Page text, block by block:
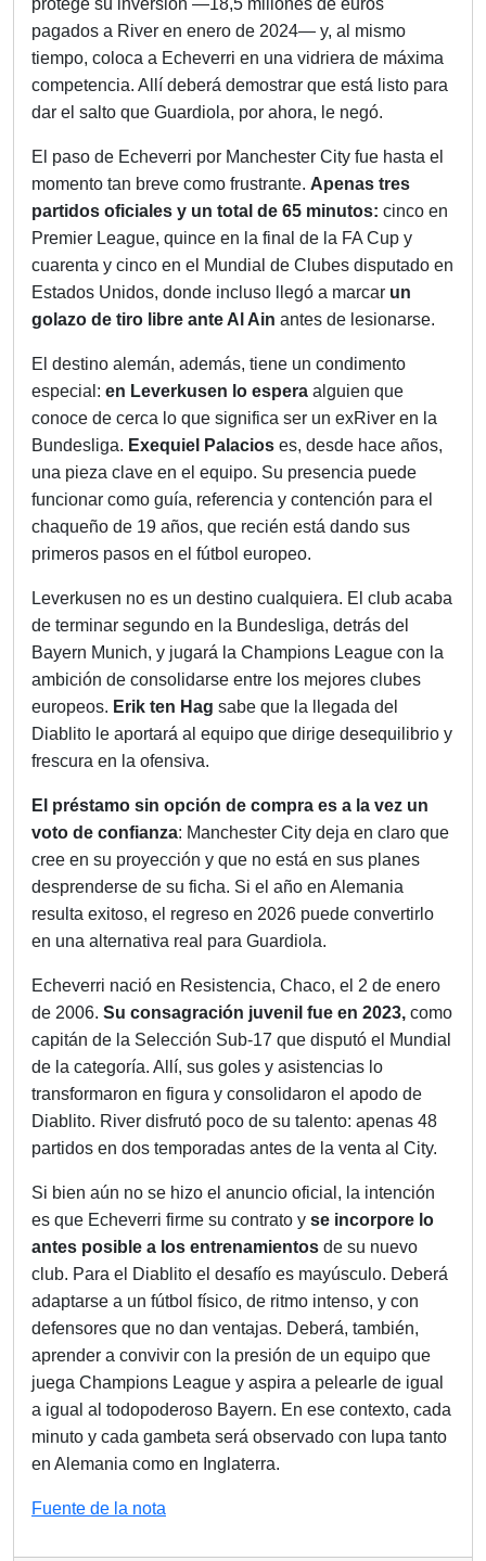
protege su inversión —18,5 millones de euros
pagados a River en enero de 2024— y, al mismo
tiempo, coloca a Echeverri en una vidriera de máxima
competencia. Allí deberá demostrar que está listo para
dar el salto que Guardiola, por ahora, le negó.
El paso de Echeverri por Manchester City fue hasta el
momento tan breve como frustrante. Apenas tres
partidos oficiales y un total de 65 minutos: cinco en
Premier League, quince en la final de la FA Cup y
cuarenta y cinco en el Mundial de Clubes disputado en
Estados Unidos, donde incluso llegó a marcar un
golazo de tiro libre ante Al Ain antes de lesionarse.
El destino alemán, además, tiene un condimento
especial: en Leverkusen lo espera alguien que
conoce de cerca lo que significa ser un exRiver en la
Bundesliga. Exequiel Palacios es, desde hace años,
una pieza clave en el equipo. Su presencia puede
funcionar como guía, referencia y contención para el
chaqueño de 19 años, que recién está dando sus
primeros pasos en el fútbol europeo.
Leverkusen no es un destino cualquiera. El club acaba
de terminar segundo en la Bundesliga, detrás del
Bayern Munich, y jugará la Champions League con la
ambición de consolidarse entre los mejores clubes
europeos. Erik ten Hag sabe que la llegada del
Diablito le aportará al equipo que dirige desequilibrio y
frescura en la ofensiva.
El préstamo sin opción de compra es a la vez un
voto de confianza: Manchester City deja en claro que
cree en su proyección y que no está en sus planes
desprenderse de su ficha. Si el año en Alemania
resulta exitoso, el regreso en 2026 puede convertirlo
en una alternativa real para Guardiola.
Echeverri nació en Resistencia, Chaco, el 2 de enero
de 2006. Su consagración juvenil fue en 2023, como
capitán de la Selección Sub-17 que disputó el Mundial
de la categoría. Allí, sus goles y asistencias lo
transformaron en figura y consolidaron el apodo de
Diablito. River disfrutó poco de su talento: apenas 48
partidos en dos temporadas antes de la venta al City.
Si bien aún no se hizo el anuncio oficial, la intención
es que Echeverri firme su contrato y se incorpore lo
antes posible a los entrenamientos de su nuevo
club. Para el Diablito el desafío es mayúsculo. Deberá
adaptarse a un fútbol físico, de ritmo intenso, y con
defensores que no dan ventajas. Deberá, también,
aprender a convivir con la presión de un equipo que
juega Champions League y aspira a pelearle de igual
a igual al todopoderoso Bayern. En ese contexto, cada
minuto y cada gambeta será observado con lupa tanto
en Alemania como en Inglaterra.
Fuente de la nota